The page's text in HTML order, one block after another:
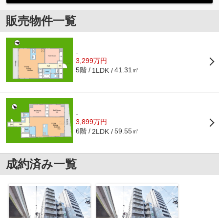
販売物件一覧
-
3,299万円
5階 1LDK 41.31㎡
-
3,899万円
6階 2LDK 59.55㎡
成約済み一覧